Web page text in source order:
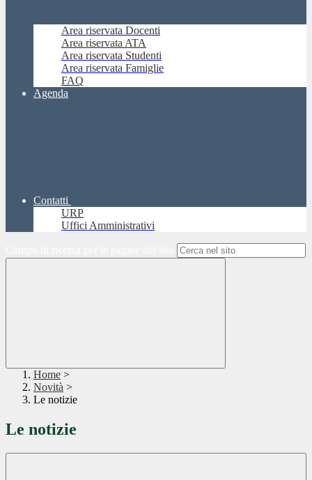
Area riservata Docenti
Area riservata ATA
Area riservata Studenti
Area riservata Famiglie
FAQ
Agenda
Contatti
URP
Uffici Amministrativi
Home >
Novità >
Le notizie
Le notizie